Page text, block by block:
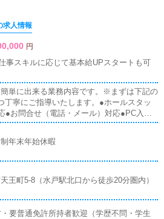
求人情報
円
事スキルに応じて基本給UPスタートも可
単に出来る業務内容です。※まずは下記の
丁寧にご指導いたします。●ホールスタッ
●お問合せ（電話・メール）対応●PC入力
単清掃●フロント業務●シフト管理
年末年始休暇
王町5-8（水戸駅北口から徒歩20分圏内）
要普通免許所持者歓迎（学歴不問・学生